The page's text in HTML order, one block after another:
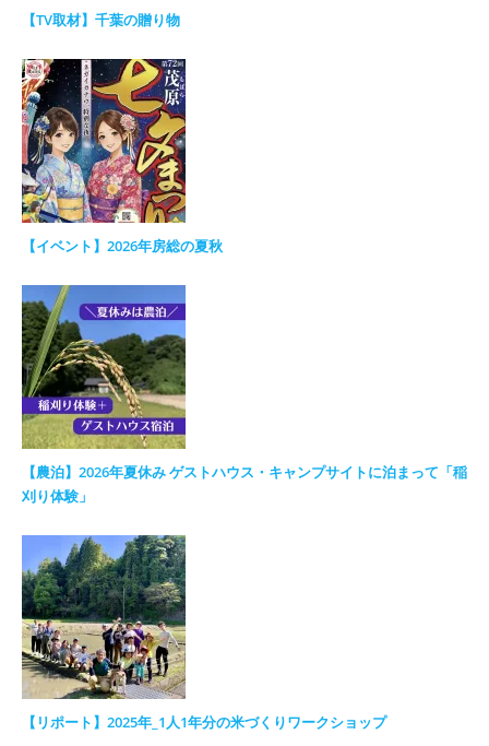
【TV取材】千葉の贈り物
【イベント】2026年房総の夏秋
【農泊】2026年夏休み ゲストハウス・キャンプサイトに泊まって「稲
刈り体験」
【リポート】2025年_1人1年分の米づくりワークショップ